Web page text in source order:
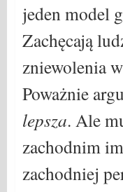
jeden model
Zachęcają
zniewolenia
Poważnie
lepsza. Ale
zachodnim
zachodniej